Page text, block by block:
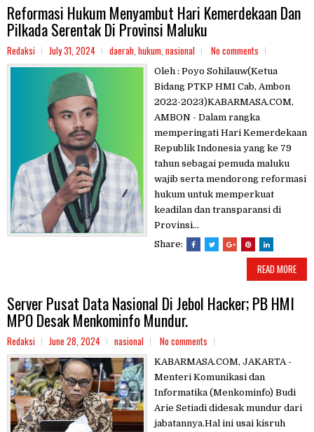
Reformasi Hukum Menyambut Hari Kemerdekaan Dan
Pilkada Serentak Di Provinsi Maluku
Redaksi July 31, 2024 daerah hukum nasional No comments
Oleh : Poyo Sohilauw(Ketua
Bidang PTKP HMI Cab, Ambon
2022-2023)KABARMASA.COM,
AMBON - Dalam rangka
memperingati Hari Kemerdekaan
Republik Indonesia yang ke 79
tahun sebagai pemuda maluku
wajib serta mendorong reformasi
hukum untuk memperkuat
keadilan dan transparansi di
Provinsi...
Share:
READ MORE
Server Pusat Data Nasional Di Jebol Hacker; PB HMI
MPO Desak Menkominfo Mundur.
Redaksi June 28, 2024 nasional No comments
KABARMASA.COM, JAKARTA -
Menteri Komunikasi dan
Informatika (Menkominfo) Budi
Arie Setiadi didesak mundur dari
jabatannya.Hal ini usai kisruh